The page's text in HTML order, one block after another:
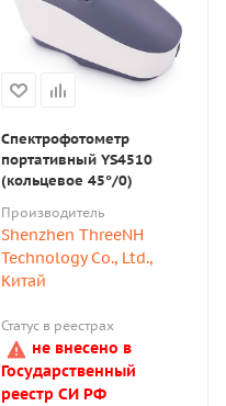
Спектрофотометр
портативный YS4510
(кольцевое 45°/0)
Производитель
Shenzhen ThreeNH
Technology Co., Ltd.,
Китай
Статус в реестрах
не внесено в
Государственный
реестр СИ РФ